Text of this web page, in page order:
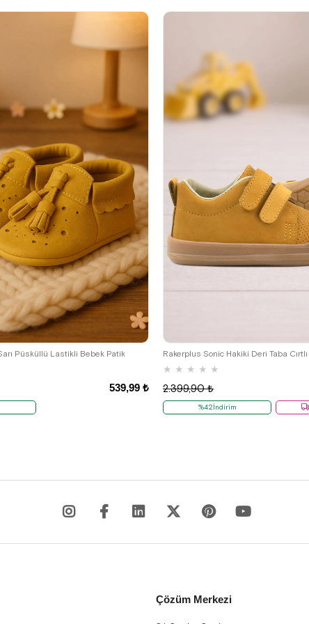
Püsküllü Lastikli Bebek Patik
539,99 ₺
18 19
★ ★ ★ ★ ★
2.399,90 ₺
%42İndirim
Çözüm Merkezi